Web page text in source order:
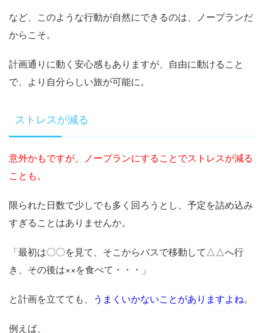
など、このような行動が自然にできるのは、ノープランだ
からこそ。
計画通りに動く安心感もありますが、自由に動けること
で、より自分らしい旅が可能に。
ストレスが減る
意外かもですが、ノープランにすることでストレスが減る
ことも。
限られた日数で少しでも多く回ろうとし、予定を詰め込み
すぎることはありませんか。
「最初は〇〇を見て、そこからバスで移動して△△へ行
き、その後は××を食べて・・・」
と計画を立てても、 うまくいかないことがありますよね。
例えば、